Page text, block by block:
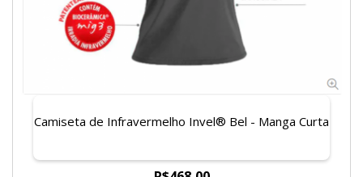
Camiseta de Infravermelho Invel® Bel - Manga Curta